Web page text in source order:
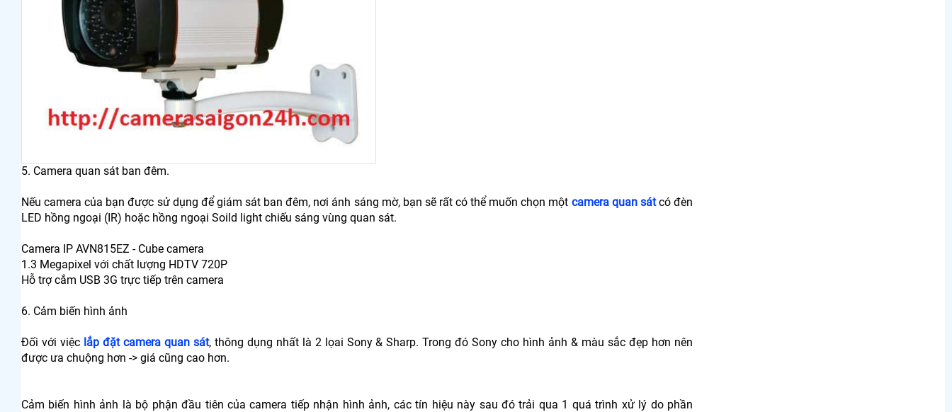
5. Camera quan sát ban đêm.
Nếu camera của bạn được sử dụng để giám sát ban đêm, nơi ánh sáng mờ, bạn sẽ rất có thể muốn chọn một camera quan sátcó đèn
LED hồng ngoại (IR) hoặc hồng ngoại Soild light chiếu sáng vùng quan sát.
Camera IP AVN815EZ - Cube camera
1.3 Megapixel với chất lượng HDTV 720P
Hỗ trợ cắm USB 3G trực tiếp trên camera​
6. Cảm biến hình ảnh
Đối với việc lắp đặt camera quan sát, thông dụng nhất là 2 lọai Sony & Sharp. Trong đó Sony cho hình ảnh & màu sắc đẹp hơn nên
được ưa chuộng hơn -> giá cũng cao hơn.
Cảm biến hình ảnh là bộ phận đầu tiên của camera tiếp nhận hình ảnh, các tín hiệu này sau đó trải qua 1 quá trình xử lý do phần